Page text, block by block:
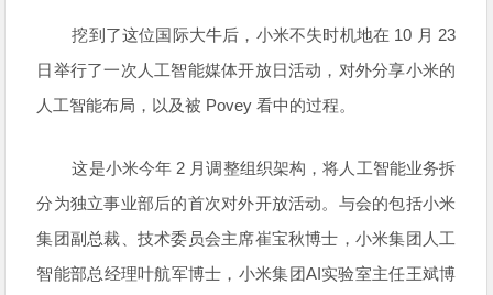
挖到了这位国际大牛后，小米不失时机地在 10 月 23
日举行了一次人工智能媒体开放日活动，对外分享小米的
人工智能布局，以及被 Povey 看中的过程。
这是小米今年 2 月调整组织架构，将人工智能业务拆
分为独立事业部后的首次对外开放活动。与会的包括小米
集团副总裁、技术委员会主席崔宝秋博士，小米集团人工
智能部总经理叶航军博士，小米集团AI实验室主任王斌博